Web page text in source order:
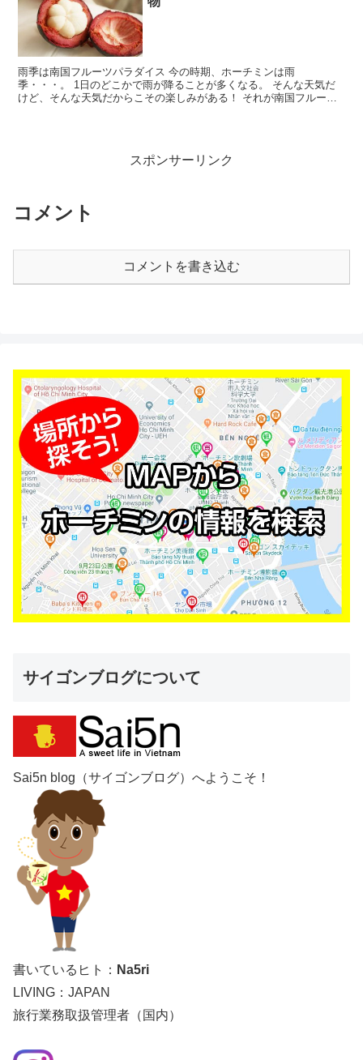
雨季は南国フルーツパラダイス 今の時期、ホーチミンは雨
季・・・。 1日のどこかで雨が降ることが多くなる。 そんな天気だ
けど、そんな天気だからこその楽しみがある！ それが南国フルー
スポンサーリンク
コメント
コメントを書き込む
サイゴンブログについて
Sai5n blog（サイゴンブログ）へようこそ！
書いているヒト： Na5ri
LIVING：JAPAN
旅行業務取扱管理者（国内）